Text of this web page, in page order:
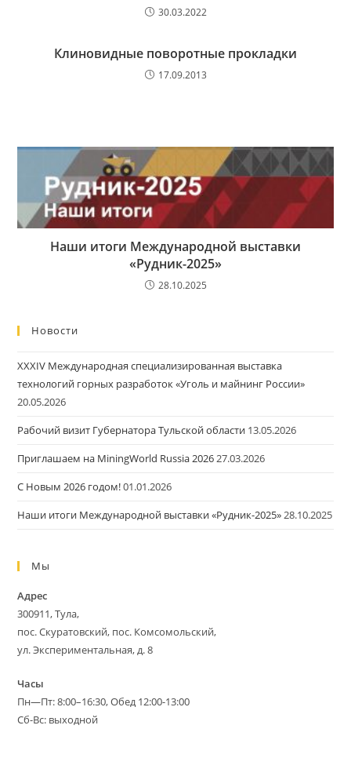
30.03.2022
Клиновидные поворотные прокладки
17.09.2013
Наши итоги Международной выставки
«Рудник-2025»
28.10.2025
Новости
XXXIV Международная специализированная выставка
технологий горных разработок «Уголь и майнинг России»
20.05.2026
Рабочий визит Губернатора Тульской области 13.05.2026
Приглашаем на MiningWorld Russia 202627.03.2026
С Новым 2026 годом!01.01.2026
Наши итоги Международной выставки «Рудник-2025»28.10.2025
Мы
Адрес
300911, Тула,
пос. Скуратовский, пос. Комсомольский,
ул. Экспериментальная, д. 8
Часы
Пн—Пт: 8:00–16:30, Обед 12:00-13:00
Сб-Вс: выходной